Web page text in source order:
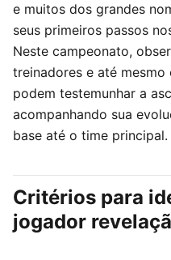
e muitos dos grandes
seus primeiros passos
Neste campeonato,
treinadores e até
podem testemunhar a
acompanhando sua
base até o time principal.
Critérios para
jogador